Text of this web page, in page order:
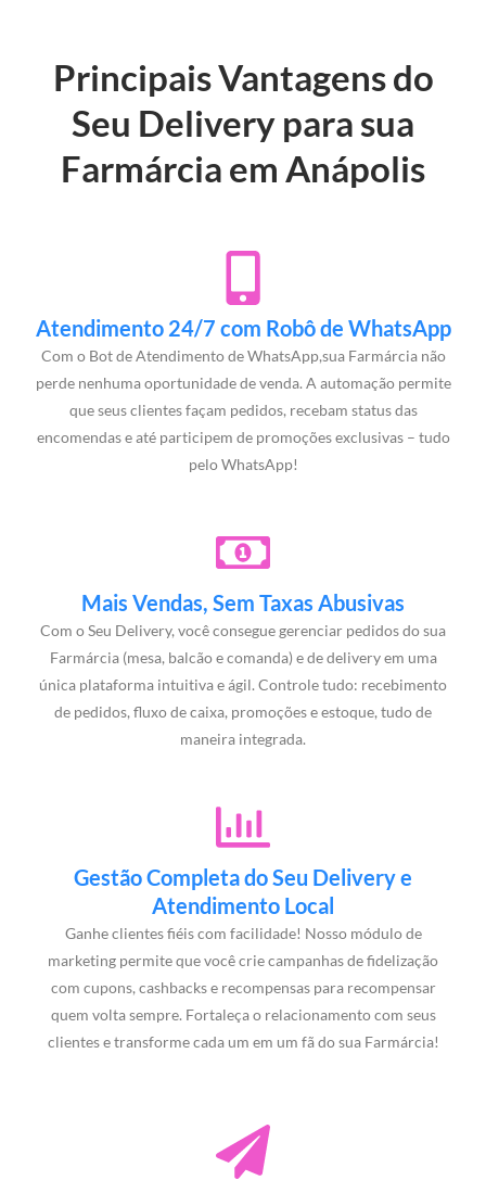
Principais Vantagens do
Seu Delivery para sua
Farmárcia em Anápolis
Atendimento 24/7 com Robô de WhatsApp
Com o Bot de Atendimento de WhatsApp,sua Farmárcia não
perde nenhuma oportunidade de venda. A automação permite
que seus clientes façam pedidos, recebam status das
encomendas e até participem de promoções exclusivas – tudo
pelo WhatsApp!
Mais Vendas, Sem Taxas Abusivas
Com o Seu Delivery, você consegue gerenciar pedidos do sua
Farmárcia (mesa, balcão e comanda) e de delivery em uma
única plataforma intuitiva e ágil. Controle tudo: recebimento
de pedidos, fluxo de caixa, promoções e estoque, tudo de
maneira integrada.
Gestão Completa do Seu Delivery e
Atendimento Local
Ganhe clientes fiéis com facilidade! Nosso módulo de
marketing permite que você crie campanhas de fidelização
com cupons, cashbacks e recompensas para recompensar
quem volta sempre. Fortaleça o relacionamento com seus
clientes e transforme cada um em um fã do sua Farmárcia!